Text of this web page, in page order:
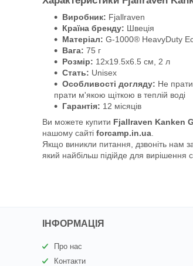
Виробник: Fjallraven
Країна бренду: Швеція
Матеріал: G-1000® HeavyDuty
Вага: 75 г
Розмір: 12х19.5х6.5 см, 2 л
Стать: Unisex
Особливості догляду: Не
прати м'якою щіткою в теплій воді
Гарантія: 12 місяців
Ви можете купити Fjallraven Kanken
нашому сайті forcamp.in.ua
Якщо виникли питання, дзвоніть нам
який найбільш підійде для
ІНФОРМАЦІЯ
Про нас
Контакти